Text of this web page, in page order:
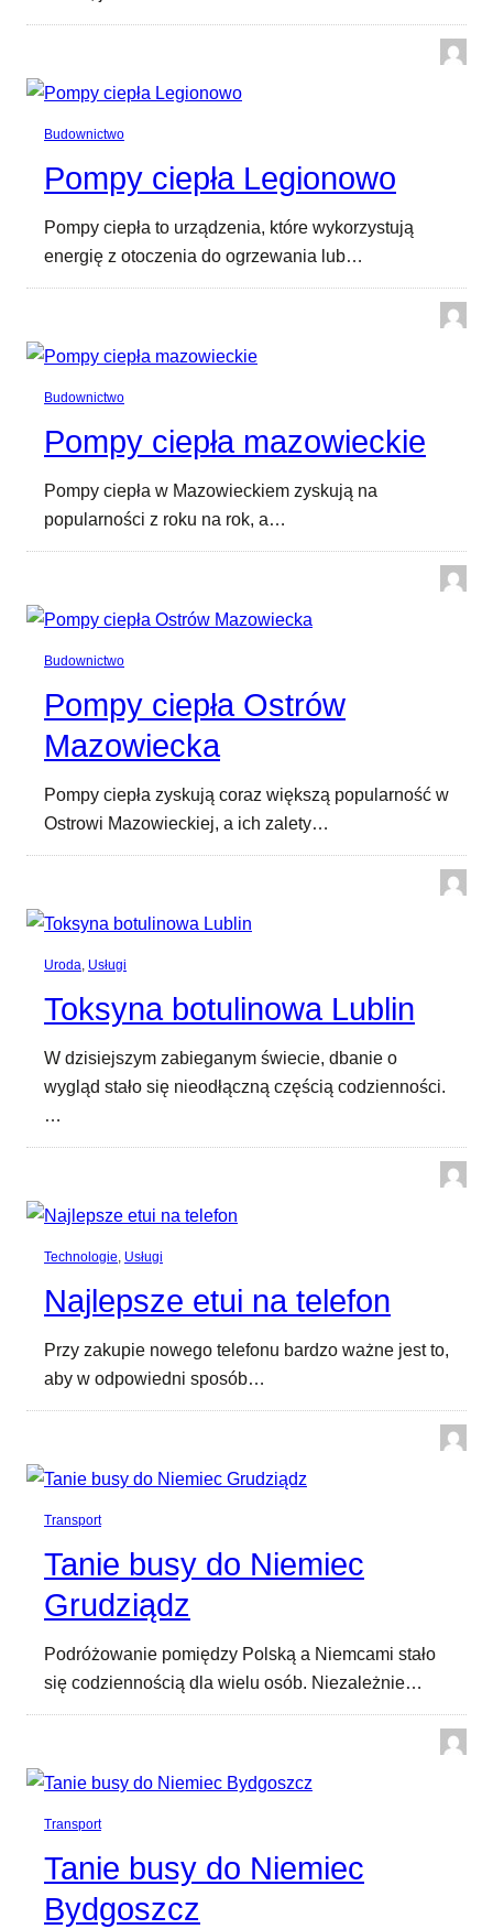
Budownictwo
Pompy ciepła Legionowo
Pompy ciepła to urządzenia, które wykorzystują
energię z otoczenia do ogrzewania lub…
Budownictwo
Pompy ciepła mazowieckie
Pompy ciepła w Mazowieckiem zyskują na
popularności z roku na rok, a…
Budownictwo
Pompy ciepła Ostrów
Mazowiecka
Pompy ciepła zyskują coraz większą popularność w
Ostrowi Mazowieckiej, a ich zalety…
Uroda, Usługi
Toksyna botulinowa Lublin
W dzisiejszym zabieganym świecie, dbanie o
wygląd stało się nieodłączną częścią codzienności.
…
Technologie, Usługi
Najlepsze etui na telefon
Przy zakupie nowego telefonu bardzo ważne jest to,
aby w odpowiedni sposób…
Transport
Tanie busy do Niemiec
Grudziądz
Podróżowanie pomiędzy Polską a Niemcami stało
się codziennością dla wielu osób. Niezależnie…
Transport
Tanie busy do Niemiec
Bydgoszcz